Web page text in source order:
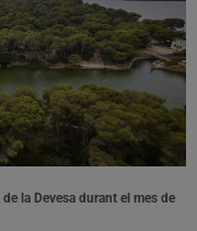
la Devesa durant el mes de